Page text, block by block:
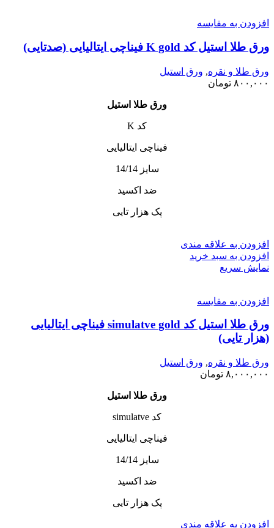
افزودن به مقایسه
ورق طلا استیل کد K gold فیناچی ایتالیایی (صدتایی)
ورق طلا و نقره, ورق استیل
۸۰۰,۰۰۰ تومان
ورق طلا استیل
کد K
فیناچی ایتالیایی
سایز 14/14
ضد اکسید
پک هزار تایی
افزودن به علاقه مندی
افزودن به سبد خرید
نمایش سریع
افزودن به مقایسه
ورق طلا استیل کد simulatve gold فیناچی ایتالیایی
(هزار تایی)
ورق طلا و نقره, ورق استیل
۸,۰۰۰,۰۰۰ تومان
ورق طلا استیل
کد simulatve
فیناچی ایتالیایی
سایز 14/14
ضد اکسید
پک هزار تایی
افزودن به علاقه مندی